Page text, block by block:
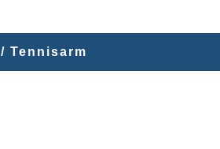
Tennisarm